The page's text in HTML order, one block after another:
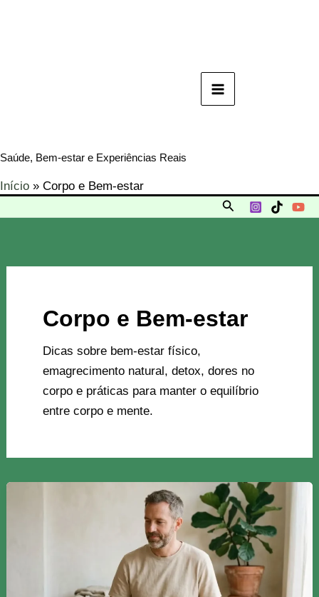
Saúde, Bem-estar e Experiências Reais
Início Corpo e Bem-estar
Pesquisar
Corpo e Bem-estar
Dicas sobre bem-estar físico,
emagrecimento natural, detox, dores no
corpo e práticas para manter o equilíbrio
entre corpo e mente.